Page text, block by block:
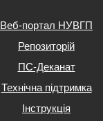
Веб-портал НУВГП
Репозиторій
ПС-Деканат
Технічна підтримка
Інструкція